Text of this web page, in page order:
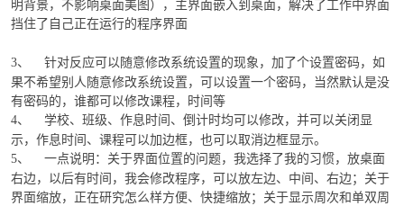
明背景，不影响桌面美图），主界面嵌入到桌面，解决了工作中界面
挡住了自己正在运行的程序界面
3、 针对反应可以随意修改系统设置的现象，加了个设置密码，如
果不希望别人随意修改系统设置，可以设置一个密码，当然默认是没
有密码的，谁都可以修改课程，时间等
4、 学校、班级、作息时间、倒计时均可以修改，并可以关闭显
示，作息时间、课程可以加边框，也可以取消边框显示。
5、 一点说明：关于界面位置的问题，我选择了我的习惯，放桌面
右边，以后有时间，我会修改程序，可以放左边、中间、右边；关于
界面缩放，正在研究怎么样方便、快捷缩放；关于显示周次和单双周